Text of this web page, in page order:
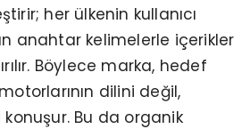
her ülkenin kullanıcı
anahtar kelimelerle içerikler
Böylece marka, hedef
dilini değil,
konuşur. Bu da organik